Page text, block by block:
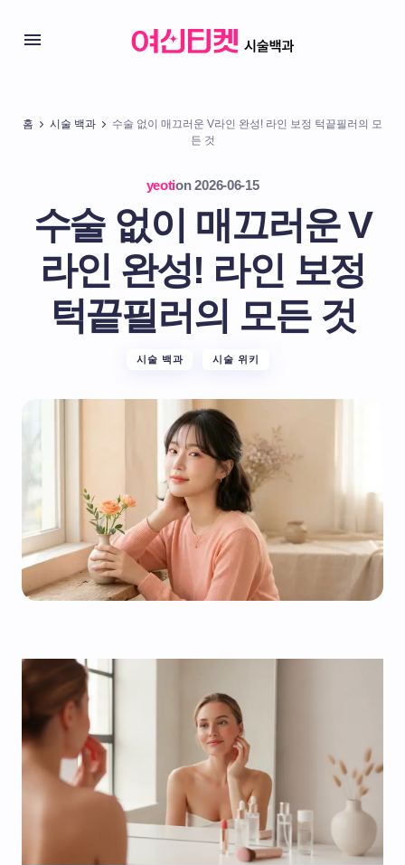
홈 시술 백과
수술 없이 매끄러운 V라인 완성! 라인 보정 턱끝필러의 모
든 것
yeotion 2026-06-15
수술 없이 매끄러운 V
라인 완성! 라인 보정
턱끝필러의 모든 것
시술 백과 시술 위키